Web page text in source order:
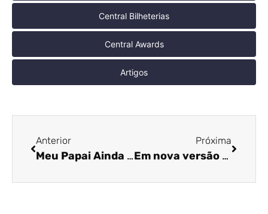
Central Bilheterias
Central Awards
Artigos
Anterior
Meu Papai Ainda é Noel ganha as primeiras imagens após lançamento do primeiro trailer
Próxima
Em nova versão fora da Globo, série adaptada de Ligações Perigosas ganha primeiro trailer